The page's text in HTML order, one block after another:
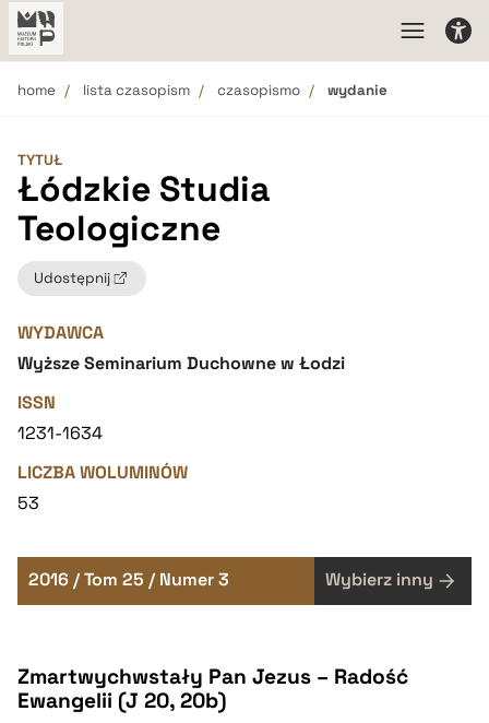
home lista czasopism czasopismo wydanie
TYTUŁ
Łódzkie Studia
Teologiczne
Udostępnij
WYDAWCA
Wyższe Seminarium Duchowne w Łodzi
ISSN
1231-1634
LICZBA WOLUMINÓW
53
2016 / Tom 25 / Numer 3 Wybierz inny
Zmartwychwstały Pan Jezus – Radość
Ewangelii (J 20, 20b)